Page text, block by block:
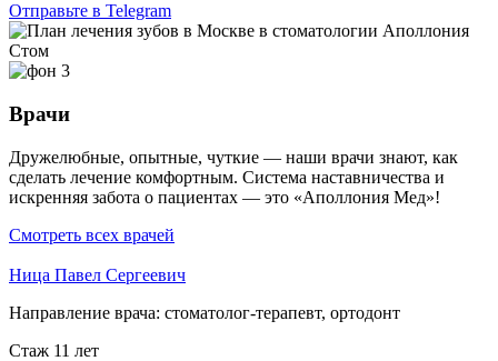
Отправьте в Telegram
Врачи
Дружелюбные, опытные, чуткие — наши врачи знают, как
сделать лечение комфортным. Система наставничества и
искренняя забота о пациентах — это «Аполлония Мед»!
Смотреть всех врачей
Ница Павел Сергеевич
Направление врача: стоматолог-терапевт, ортодонт
Стаж 11 лет